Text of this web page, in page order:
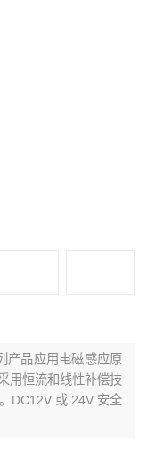
产品应用电磁感应原
用恒流和线性补偿技
DC12V 或 24V 安全